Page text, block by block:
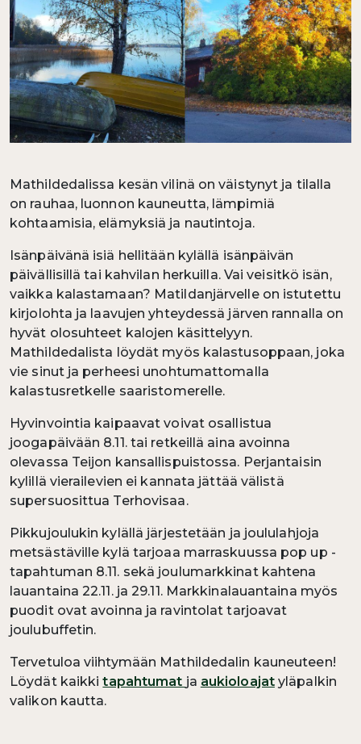
Mathildedalissa kesän vilinä on väistynyt ja tilalla
on rauhaa, luonnon kauneutta, lämpimiä
kohtaamisia, elämyksiä ja nautintoja.
Isänpäivänä isiä hellitään kylällä isänpäivän
päivällisillä tai kahvilan herkuilla. Vai veisitkö isän,
vaikka kalastamaan? Matildanjärvelle on istutettu
kirjolohta ja laavujen yhteydessä järven rannalla on
hyvät olosuhteet kalojen käsittelyyn.
Mathildedalista löydät myös kalastusoppaan, joka
vie sinut ja perheesi unohtumattomalla
kalastusretkelle saaristomerelle.
Hyvinvointia kaipaavat voivat osallistua
joogapäivään 8.11. tai retkeillä aina avoinna
olevassa Teijon kansallispuistossa. Perjantaisin
kylillä vierailevien ei kannata jättää välistä
supersuosittua Terhovisaa.
Pikkujoulukin kylällä järjestetään ja joululahjoja
metsästäville kylä tarjoaa marraskuussa pop up -
tapahtuman 8.11. sekä joulumarkkinat kahtena
lauantaina 22.11. ja 29.11. Markkinalauantaina myös
puodit ovat avoinna ja ravintolat tarjoavat
joulubuffetin.
Tervetuloa viihtymään Mathildedalin kauneuteen!
Löydät kaikkitapahtumat ja aukioloajatyläpalkin
valikon kautta.